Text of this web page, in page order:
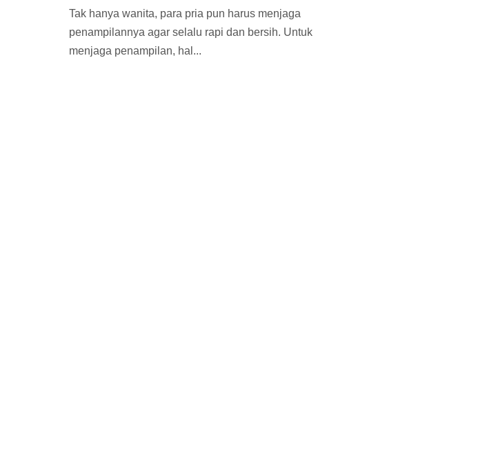
Tak hanya wanita, para pria pun harus menjaga
penampilannya agar selalu rapi dan bersih. Untuk
menjaga penampilan, hal...